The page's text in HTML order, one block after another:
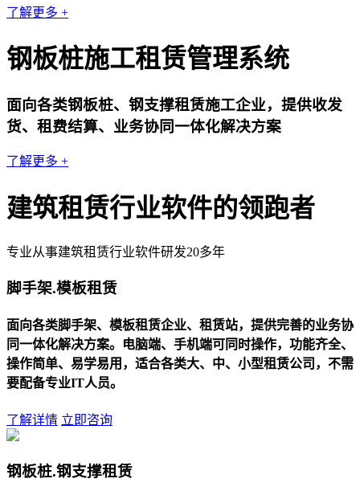
了解更多 +
钢板桩施工租赁管理系统
面向各类钢板桩、钢支撑租赁施工企业，提供收发
货、租费结算、业务协同一体化解决方案
了解更多 +
建筑租赁行业软件的领跑者
专业从事建筑租赁行业软件研发20多年
脚手架.模板租赁
面向各类脚手架、模板租赁企业、租赁站，提供完善的业务协
同一体化解决方案。电脑端、手机端可同时操作，功能齐全、
操作简单、易学易用，适合各类大、中、小型租赁公司，不需
要配备专业IT人员。
了解详情 立即咨询
钢板桩.钢支撑租赁